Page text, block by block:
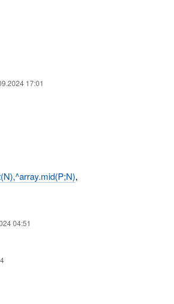
17:01
,
04:51